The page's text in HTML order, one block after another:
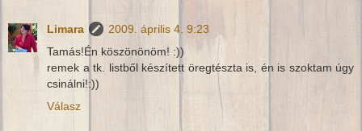
Limara
2009. április 4. 9:23
Tamás!Én köszönönöm! :))
remek a tk. listből készített öregtészta is, én is szoktam úgy
csinálni!:))
Válasz